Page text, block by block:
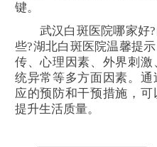
键。
武汉白斑医院哪家好?
些?湖北白斑医院温馨提
传、心理因素、外界刺
统异常等多方面因素。
应的预防和干预措施，可
提升生活质量。